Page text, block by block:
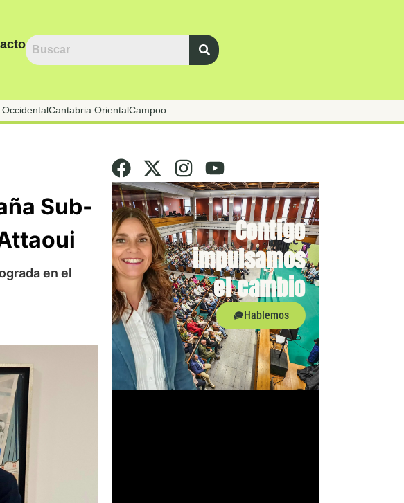
Cantabria OrientalCampoo
Sub-
en el
Contigo
impulsamos
el cambio
Hablemos